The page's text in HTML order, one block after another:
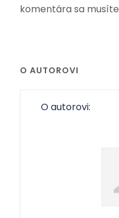
komentára sa musíte
O AUTOROVI
O autorovi: